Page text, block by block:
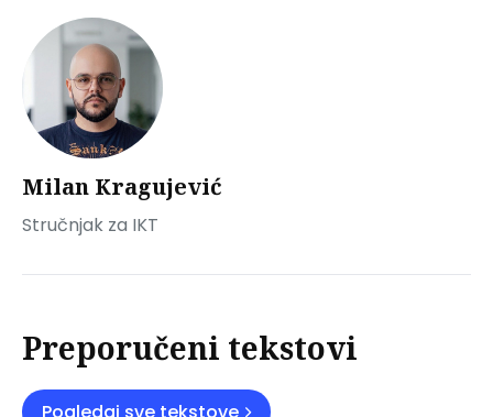
Milan Kragujević
Stručnjak za IKT
Preporučeni tekstovi